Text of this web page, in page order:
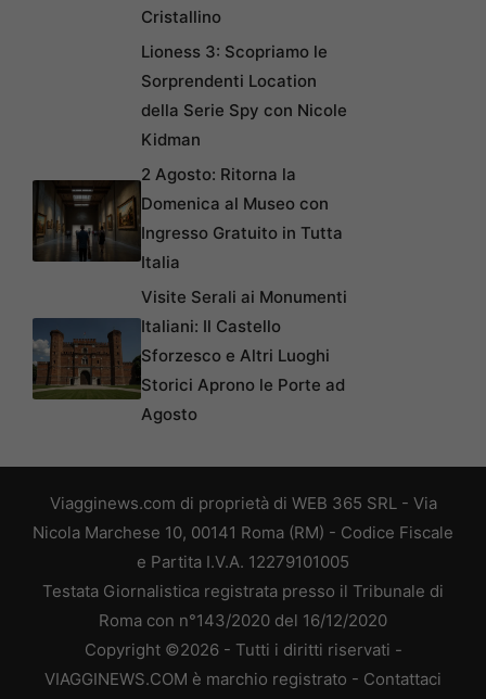
Cristallino
Lioness 3: Scopriamo le
Sorprendenti Location
della Serie Spy con Nicole
Kidman
2 Agosto: Ritorna la
Domenica al Museo con
Ingresso Gratuito in Tutta
Italia
Visite Serali ai Monumenti
Italiani: Il Castello
Sforzesco e Altri Luoghi
Storici Aprono le Porte ad
Agosto
Viagginews.com di proprietà di WEB 365 SRL - Via
Nicola Marchese 10, 00141 Roma (RM) - Codice Fiscale
e Partita I.V.A. 12279101005
Testata Giornalistica registrata presso il Tribunale di
Roma con n°143/2020 del 16/12/2020
Copyright ©2026 - Tutti i diritti riservati -
VIAGGINEWS.COM è marchio registrato - Contattaci